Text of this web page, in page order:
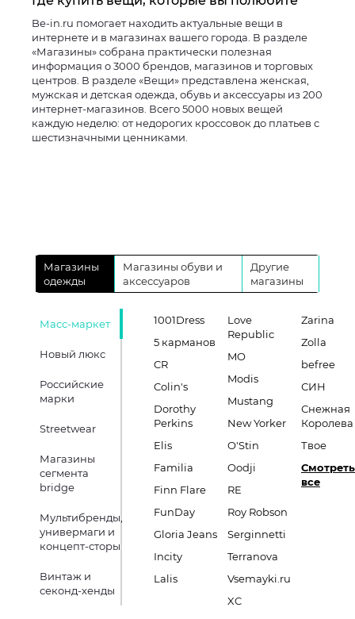
Be-in.ru помогает находить актуальные вещи в
интернете и в магазинах вашего города. В разделе
«Магазины» собрана практически полезная
информация о 3000 брендов, магазинов и торговых
центров. В разделе «Вещи» представлена женская,
мужская и детская одежда, обувь и аксессуары из 200
интернет-магазинов. Всего 5000 новых вещей
каждую неделю: от недорогих кроссовок до платьев с
шестизначными ценниками.
Магазины
одежды
Магазины обуви и
аксессуаров
Другие
магазины
Масс-маркет
Новый люкс
Российские
марки
Streetwear
Магазины
сегмента
bridge
Мультибренды,
универмаги и
концепт-сторы
Винтаж и
секонд-хенды
1001Dress
5 карманов
CR
Colin's
Dorothy
Perkins
Elis
Familia
Finn Flare
FunDay
Gloria Jeans
Incity
Lalis
Love
Republic
MO
Modis
Mustang
New Yorker
O'Stin
Oodji
RE
Roy Robson
Serginnetti
Terranova
Vsemayki.ru
XC
Zarina
Zolla
befree
СИН
Снежная
Королева
Твое
Смотреть
все